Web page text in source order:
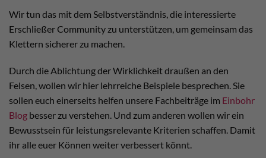
Wir tun das mit dem Selbstverständnis, die interessierte
Erschließer Community zu unterstützen, um gemeinsam das
Klettern sicherer zu machen.
Durch die Ablichtung der Wirklichkeit draußen an den
Felsen, wollen wir hier lehrreiche Beispiele besprechen. Sie
sollen euch einerseits helfen unsere Fachbeiträge im Einbohr
Blog besser zu verstehen. Und zum anderen wollen wir ein
Bewusstsein für leistungsrelevante Kriterien schaffen. Damit
ihr alle euer Können weiter verbessert könnt.